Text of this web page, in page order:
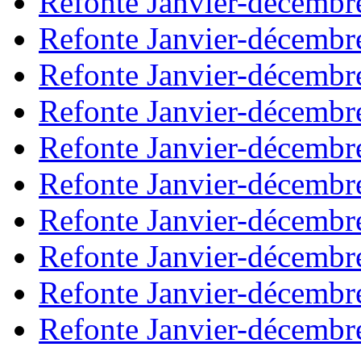
Refonte Janvier-
Refonte Janvier-
Refonte Janvier-
Refonte Janvier-
Refonte Janvier-
Refonte Janvier-
Refonte Janvier-
Refonte Janvier-
Refonte Janvier-